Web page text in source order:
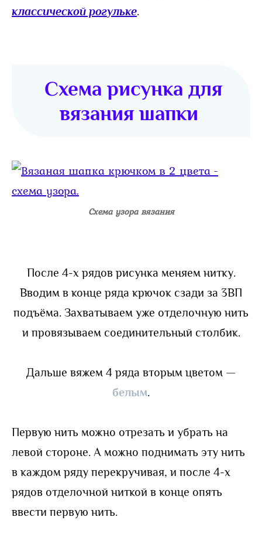
классической рогульке.
Схема рисунка для
вязания шапки
Схема узора вязания
После 4-х рядов рисунка меняем нитку.
Вводим в конце ряда крючок сзади за 3ВП
подъёма. Захватываем уже отделочную нить
и провязываем соединительный столбик.
Дальше вяжем 4 ряда вторым цветом —
белым.
Первую нить можно отрезать и убрать на
левой стороне. А можно поднимать эту нить
в каждом ряду перекручивая, и после 4-х
рядов отделочной ниткой в конце опять
ввести первую нить.